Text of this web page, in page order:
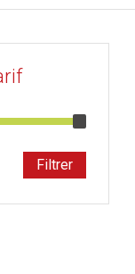
Filtrer